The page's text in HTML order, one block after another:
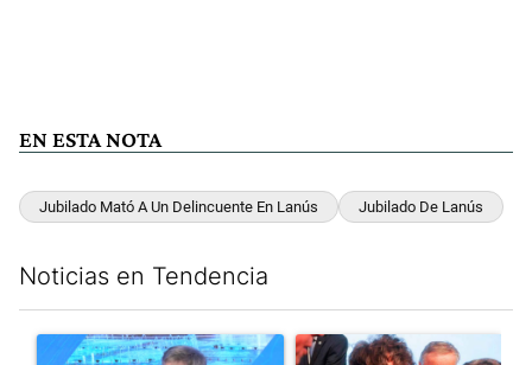
EN ESTA NOTA
Jubilado Mató A Un Delincuente En Lanús Jubilado De Lanús
Noticias en Tendencia
Un artículo de tendencia con el título "El Banco Central no
Un artículo de tendencia con